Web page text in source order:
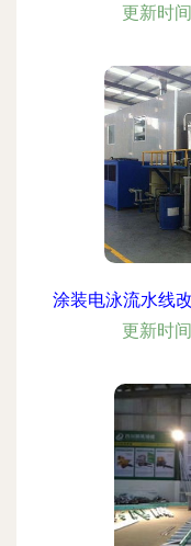
更新时
涂装电泳流水线
更新时